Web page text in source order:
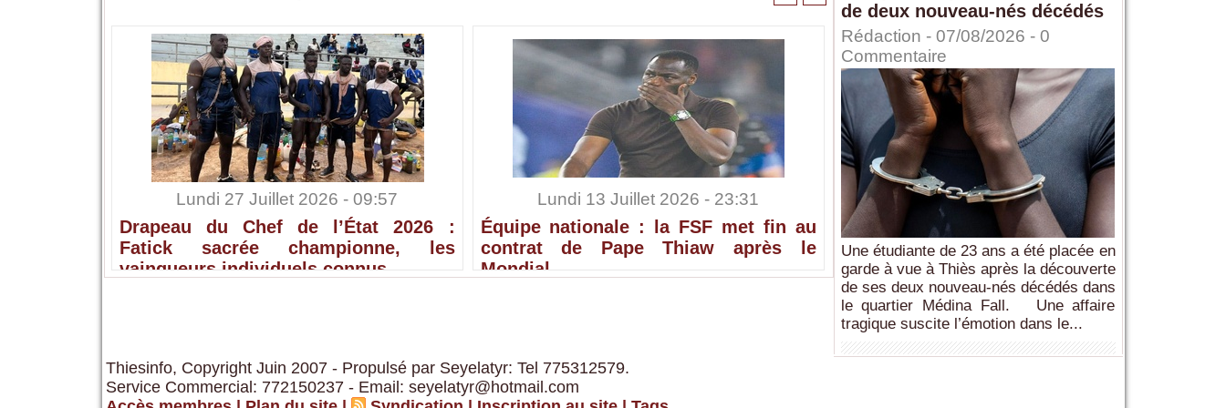
Lundi 27 Juillet 2026 - 09:57
Drapeau du Chef de l’État 2026 :
Fatick sacrée championne, les
vainqueurs individuels connus
Lundi 13 Juillet 2026 - 23:31
Équipe nationale : la FSF met fin au
contrat de Pape Thiaw après le
Mondial
de deux nouveau-nés décédés
Rédaction - 07/08/2026 - 0
Commentaire
Une étudiante de 23 ans a été placée en
garde à vue à Thiès après la découverte
de ses deux nouveau-nés décédés dans
le quartier Médina Fall. Une affaire
tragique suscite l’émotion dans le...
Thiesinfo, Copyright Juin 2007 - Propulsé par Seyelatyr: Tel 775312579.
Service Commercial: 772150237 - Email: seyelatyr@hotmail.com